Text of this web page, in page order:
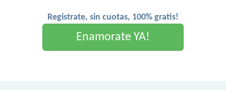
Registrate, sin cuotas, 100% gratis!
Enamorate YA!